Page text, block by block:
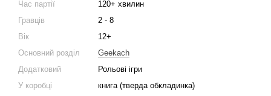
Час партії
120+ хвилин
Гравців
2 - 8
Вік
12+
Основний розділ
Geekach
Додатковий
Рольові ігри
У коробці
книга (тверда обкладинка)